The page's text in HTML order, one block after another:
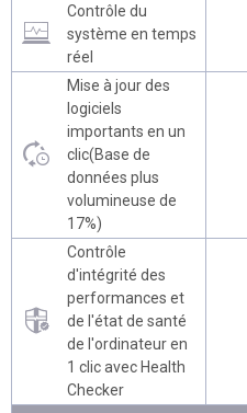
Contrôle du
système en temps
réel
Mise à jour des
logiciels
importants en un
clic(Base de
données plus
volumineuse de
17%)
Contrôle
d'intégrité des
performances et
de l'état de santé
de l'ordinateur en
1 clic avec Health
Checker